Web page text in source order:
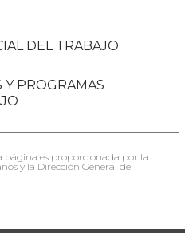
DEL TRABAJO
Y PROGRAMAS
página es proporcionada por la
y la Dirección General de